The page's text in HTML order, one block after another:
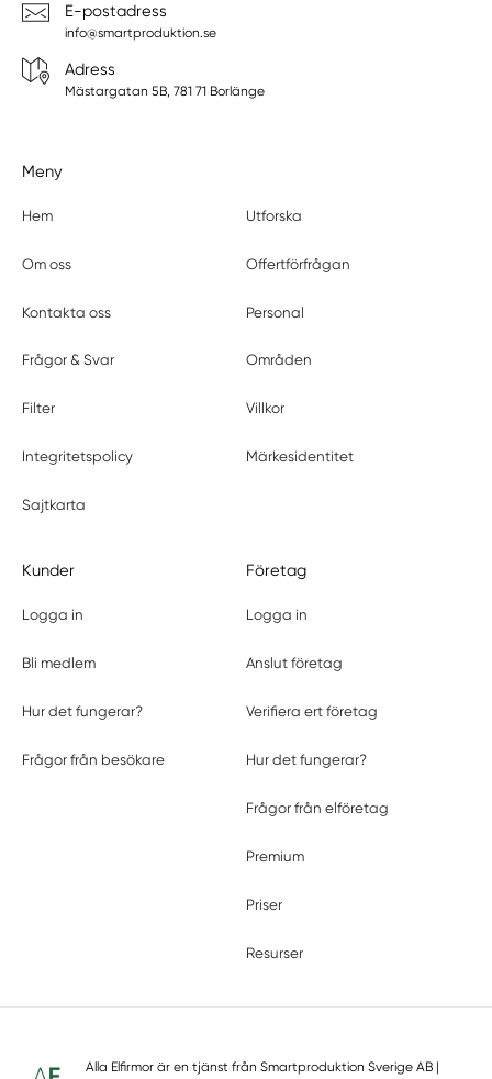
E-postadress
info@smartproduktion.se
Adress
Mästargatan 5B, 781 71 Borlänge
Meny
Hem Utforska
Om oss Offertförfrågan
Kontakta oss Personal
Frågor & Svar Områden
Filter Villkor
Integritetspolicy Märkesidentitet
Sajtkarta
Kunder
Logga in
Bli medlem
Hur det fungerar?
Frågor från besökare
Företag
Logga in
Anslut företag
Verifiera ert företag
Hur det fungerar?
Frågor från elföretag
Premium
Priser
Resurser
Alla Elfirmor är en tjänst från Smartproduktion Sverige AB|